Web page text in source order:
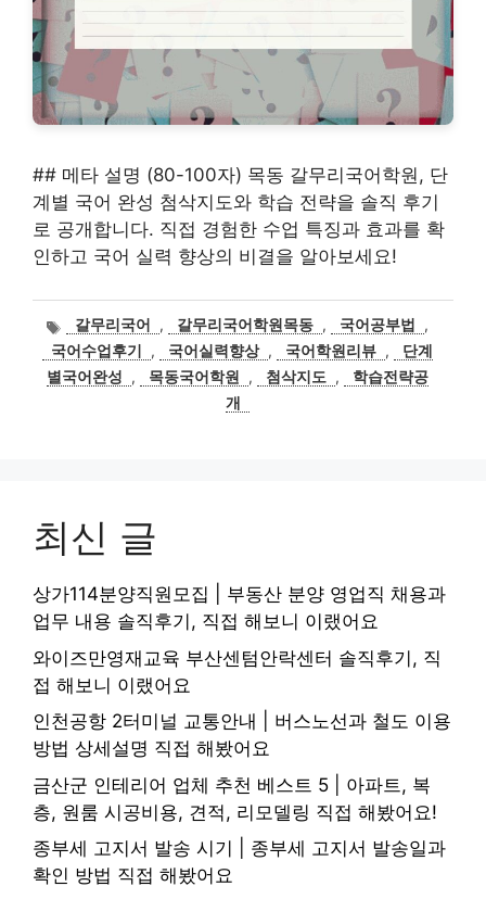
## 메타 설명 (80-100자) 목동 갈무리국어학원, 단
계별 국어 완성 첨삭지도와 학습 전략을 솔직 후기
로 공개합니다. 직접 경험한 수업 특징과 효과를 확
인하고 국어 실력 향상의 비결을 알아보세요!
태
그
갈무리국어 , 갈무리국어학원목동 , 국어공부법
,
국어수업후기
, 국어실력향상 , 국어학원리뷰 ,
단계
별국어완성
, 목동국어학원 , 첨삭지도 ,
학습전략공
개
최신 글
상가114분양직원모집 | 부동산 분양 영업직 채용과
업무 내용 솔직후기, 직접 해보니 이랬어요
와이즈만영재교육 부산센텀안락센터 솔직후기, 직
접 해보니 이랬어요
인천공항 2터미널 교통안내 | 버스노선과 철도 이용
방법 상세설명 직접 해봤어요
금산군 인테리어 업체 추천 베스트 5 | 아파트, 복
층, 원룸 시공비용, 견적, 리모델링 직접 해봤어요!
종부세 고지서 발송 시기 | 종부세 고지서 발송일과
확인 방법 직접 해봤어요